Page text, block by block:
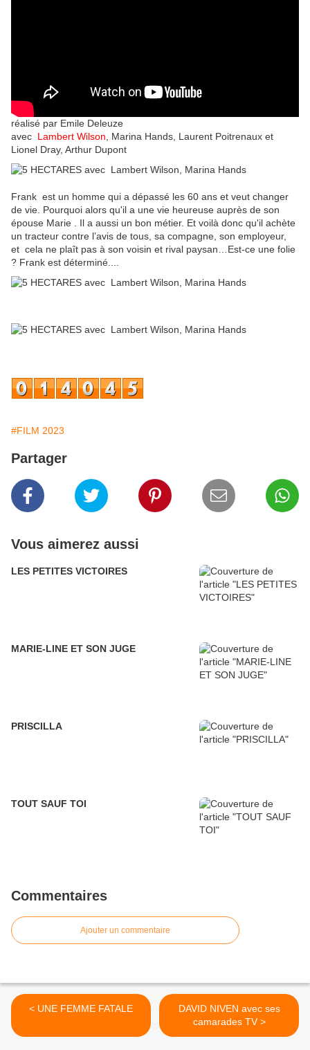
réalisé par Emile Deleuze
avec Lambert Wilson , Marina Hands, Laurent Poitrenaux et
Lionel Dray, Arthur Dupont
Frank est un homme qui a dépassé les 60 ans et veut changer
de vie. Pourquoi alors qu'il a une vie heureuse auprès de son
épouse Marie . Il a aussi un bon métier. Et voilà donc qu'il achète
un tracteur contre l’avis de tous, sa compagne, son employeur,
et cela ne plaît pas à son voisin et rival paysan…Est-ce une folie
? Frank est déterminé....
#FILM 2023
Partager
Vous aimerez aussi
LES PETITES VICTOIRES
MARIE-LINE ET SON JUGE
PRISCILLA
TOUT SAUF TOI
Commentaires
Ajouter un commentaire
< UNE FEMME FATALE
DAVID NIVEN avec ses
camarades TV >